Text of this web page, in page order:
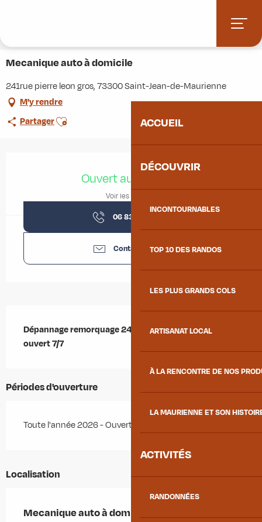
principal
ACCUEIL
DÉCOUVRIR
INCONTOURNABLES
TOP 10 DES RANDOS
LES PLUS GRANDS COLS
ARTISANAT LOCAL
À LA RENCONTRE DE NOS
LA MAURIENNE ET SON
ACTIVITÉS
RANDONNÉES
Mecanique auto à domicile
241rue pierre leon gros, 73300 Saint-Jean-de-Maurienne
M'y rendre
PartagerAjouter aux favoris
Ouvert aujourd'hui
Voir les horaires
06 83 63 97
Contactez-nous
Dépannage remorquage 24h24 auto moto vélo atelier
ouvert 7/7
Périodes d'ouverture
Toute l'année 2026 - Ouvert tous les jours
Localisation
Mecanique auto à domicile